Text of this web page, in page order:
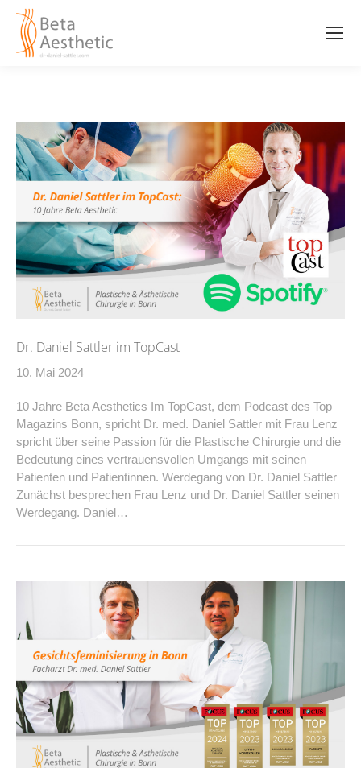
Dr. Daniel Sattler im TopCast
10. Mai 2024
10 Jahre Beta Aesthetics Im TopCast, dem Podcast des Top
Magazins Bonn, spricht Dr. med. Daniel Sattler mit Frau Lenz
spricht über seine Passion für die Plastische Chirurgie und die
Bedeutung eines vertrauensvollen Umgangs mit seinen
Patienten und Patientinnen. Werdegang von Dr. Daniel Sattler
Zunächst besprechen Frau Lenz und Dr. Daniel Sattler seinen
Werdegang. Daniel…